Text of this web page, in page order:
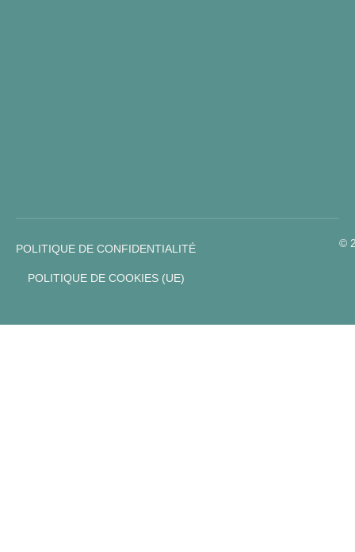
©
POLITIQUE DE CONFIDENTIALITÉ
POLITIQUE DE COOKIES (UE)